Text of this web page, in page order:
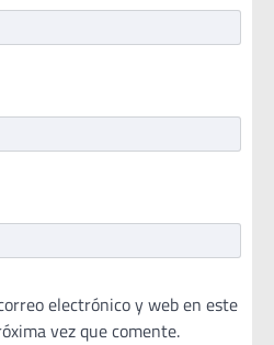
electrónico y web en este
vez que comente.